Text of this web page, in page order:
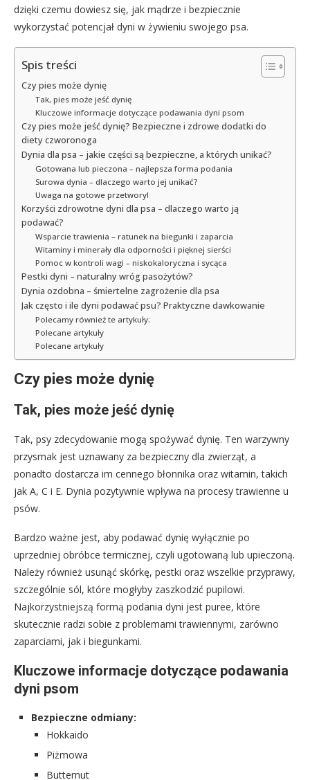
dzięki czemu dowiesz się, jak mądrze i bezpiecznie
wykorzystać potencjał dyni w żywieniu swojego psa.
Spis treści
Czy pies może dynię
Tak, pies może jeść dynię
Kluczowe informacje dotyczące podawania dyni psom
Czy pies może jeść dynię? Bezpieczne i zdrowe dodatki do
diety czworonoga
Dynia dla psa – jakie części są bezpieczne, a których unikać?
Gotowana lub pieczona – najlepsza forma podania
Surowa dynia – dlaczego warto jej unikać?
Uwaga na gotowe przetwory!
Korzyści zdrowotne dyni dla psa – dlaczego warto ją
podawać?
Wsparcie trawienia – ratunek na biegunki i zaparcia
Witaminy i minerały dla odporności i pięknej sierści
Pomoc w kontroli wagi – niskokaloryczna i sycąca
Pestki dyni – naturalny wróg pasożytów?
Dynia ozdobna – śmiertelne zagrożenie dla psa
Jak często i ile dyni podawać psu? Praktyczne dawkowanie
Polecamy również te artykuły:
Polecane artykuły
Polecane artykuły
Czy pies może dynię
Tak, pies może jeść dynię
Tak, psy zdecydowanie mogą spożywać dynię. Ten warzywny
przysmak jest uznawany za bezpieczny dla zwierząt, a
ponadto dostarcza im cennego błonnika oraz witamin, takich
jak A, C i E. Dynia pozytywnie wpływa na procesy trawienne u
psów.
Bardzo ważne jest, aby podawać dynię wyłącznie po
uprzedniej obróbce termicznej, czyli ugotowaną lub upieczoną.
Należy również usunąć skórkę, pestki oraz wszelkie przyprawy,
szczególnie sól, które mogłyby zaszkodzić pupilowi.
Najkorzystniejszą formą podania dyni jest puree, które
skutecznie radzi sobie z problemami trawiennymi, zarówno
zaparciami, jak i biegunkami.
Kluczowe informacje dotyczące podawania
dyni psom
Bezpieczne odmiany:
Hokkaido
Piżmowa
Butternut